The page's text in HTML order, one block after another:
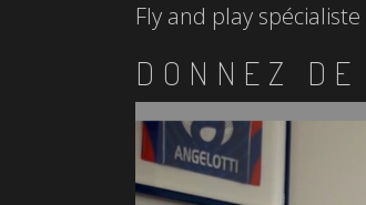
Fly and play
DONNEZ